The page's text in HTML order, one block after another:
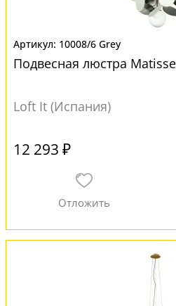
10008/6 Grey
Подвесная люстра
Loft It (Испания)
12 293 ₽